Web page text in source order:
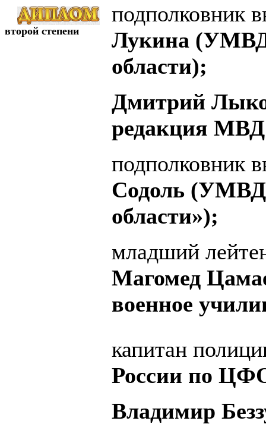
второй степени
подполковник
Лукина (УМВД
области);
Дмитрий
редакция МВД
подполковник
Содоль (УМВД
области»);
младший
Магомед
военное
капитан
России по
Владимир